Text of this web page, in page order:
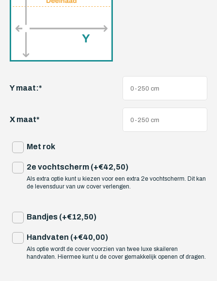
Y maat:*
X maat*
Met rok
2e vochtscherm (+€42,50)
Als extra optie kunt u kiezen voor een extra 2e vochtscherm. Dit kan
de levensduur van uw cover verlengen.
Bandjes (+€12,50)
Handvaten (+€40,00)
Als optie wordt de cover voorzien van twee luxe skaileren
handvaten. Hiermee kunt u de cover gemakkelijk openen of dragen.